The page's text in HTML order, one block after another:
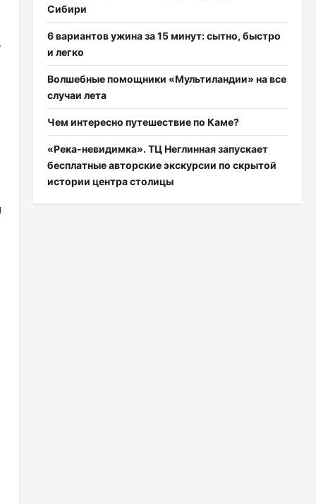
Сибири
6 вариантов ужина за 15 минут: сытно, быстро
и легко
Волшебные помощники «Мультиландии» на все
случаи лета
Чем интересно путешествие по Каме?
«Река-невидимка». ТЦ Неглинная запускает
бесплатные авторские экскурсии по скрытой
истории центра столицы